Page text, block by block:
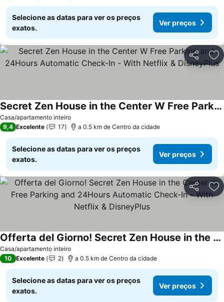
Selecione as datas para ver os preços
exatos.
Ver preços
Partilhar
Casa/apartamento inteiro
Secret Zen House in the Center W Free Parking and 24Hours Automatic Check-In - With Netflix & DisneyPlus
9,4 Excelente 17 a 0.5 km de Centro da cidade
Selecione as datas para ver os preços
exatos.
Ver preços
Partilhar
Casa/apartamento inteiro
Offerta del Giorno! Secret Zen House in the Center W Free Parking and 24Hours Automatic Check-In - With Netflix & DisneyPlus
10 Excelente 2 a 0.5 km de Centro da cidade
Selecione as datas para ver os preços
exatos.
Ver preços